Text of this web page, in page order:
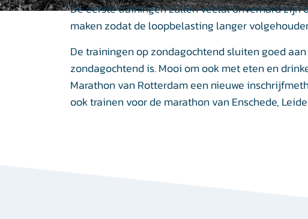
De eerste trainingen zullen veelal onverhard zijn
maken zodat de loopbelasting langer
De trainingen op zondagochtend sluiten goed
zondagochtend is. Mooi om ook met eten en
Marathon van Rotterdam een nieuwe
ook trainen voor de marathon van Enschede,